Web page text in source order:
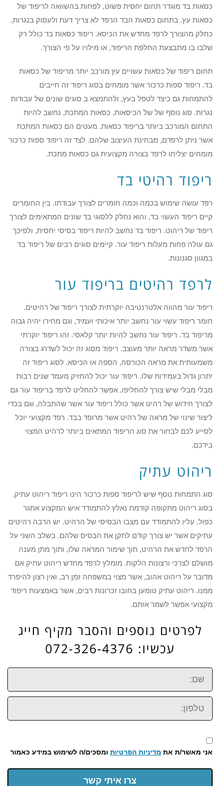
כסאות בד מוגדר תחום יחסית פשוט, לפחות בהשוואה לריפוד של
כסאות עץ. בתחום כסאות הבד הרפד לא צריך דעת ולעסוק בנגרות,
כחלק מהצורך לרפד מחדש את הכיסא. ריפוד כסאות בד כולל רק
שלבו בו מתבצעת החלפת הריפוד, או מילויו על פי הצורך.
תחום ריפוד של כסאות עשויים עץ מורכב יותר מריפוד של כסאות
בד. ריפוד ספות כרכור אשר מומחים בסוג ריפוד זה חייבים
להתמחות גם כיצד לטפל בעץ, ולהתמצא ב סוגים שונים של עבודות
נגרות. סוג נוסף של של הכיסאות, כסאות המתכת, נחשב להיות
התחום המורכב ביותר בריפוד כסאות. מעטים הם כסאות המתכת
אשר ניתן לרפדם, מבחינת העיצוב שלהם. לצד זה ריפוד ספות כרכור
מומחים יצליחו לרפד בצורה מקצועית גם כסאות מתכת.
ריפוד רהיטי בד
רפד עושה שימוש בכמה וכמה חומרים לצורך עבודתו. בין החומרים
קיים ריפוד העשוי בד, והוא נחלק ללסוגי בד שונים המתאימים לצורך
ריפוד של ריהוט. ריפוד בד נחשב להיות ריפוד בסיסי יחסית, ולפיכך
גם עולה פחות מעלות ריפוד עור. קיימים סוגים רבים של ריפוד בד
במגוון סגנונות.
לרפד רהיטים בריפוד עור
ריפוד עור מהווה אלטרנטיבה יוקרתית לצורך ריפוד של רהיטים.
חומר ריפוד עשוי עור נחשב יותר איכותי ועמיד, וגם מחירו יהיה גבוה
מריפוד בד. ריפוד עור נחשב להיות יותר קלאסי. זהו ריפוד יוקרתי
אשר משדר מראה יותר מעוצב. ריפוד מסוג זה יכול לשדרג בצורה
משמעותית את מראה הכורסה, הספה או הכיסא. לסוג ריפוד זה
יתרון גדול בעמידות שלו. ריפוד עור יכול להחזיק מעמד שנים רבות
מבלי מבלי שיש צורך להחליפו. אפשר להחליט לרפד בריפוד עור גם
לצורך חידוש של רהיט אשר כולל ריפוד עור אשר שהתבלה, וגם בכדי
ליצור שינוי של מראה של רהיט אשר מרופד בבד. רפד מקצועי יוכל
לסייע לכם לבחור את סוג הריפוד המתאים ביותר לרהיט המצוי
בידכם.
ריהוט עתיק
סוג התמחות נוסף שיש לריפוד ספות כרכור הינו ריפוד ריהוט עתיק.
בסוג ריהוט מתקופה קודמת נאלץ להתמודד איש המקצוע אתגר
כפול. עליו להתמודד עם מצבו הבסיסי של הרהיט. יש הרבה רהיטים
עתיקים אשר יש צורך קודם לתקן את הבסיס שלהם. בשלב השני על
הרפד לחדש את הרהיט, תוך שימור המראה שלו, ותוך מתן מענה
מושלם לצרכי ורצונות הלקוח. מומלץ לרפד מחדש ריהוט עתיק אם
מדובר על ריהוט אהוב, אשר מצוי במשפחה זמן רב, ואין רצון להיפרד
ממנו. ריהוט עתיק טומען בחובו זכרונות רבים, אשר באמצעות ריפוד
מקצועי אפשר לשמר אותם.
לפרטים נוספים והסבר מקיף חייג
עכשיו: 072-326-4376
שם:
טלפון:
אני מאשר/ת את מדיניות הפרטיות ומסכים/ה לשימוש במידע כאמור
צרו איתי קשר